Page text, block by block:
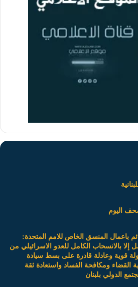
اليوم
باعمال المنسق الخاص للامم المتحدة:
إلا بالانسحاب الكامل للعدو الاسرائيلي من
دولة قوية وعادلة قادرة على بسط سيادة
القضاء ومكافحة الفساد واستعادة ثقة
الدولي بلبنان